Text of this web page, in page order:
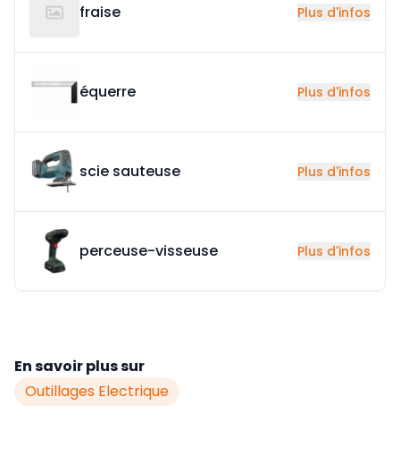
fraise Plus d'infos
équerre Plus d'infos
scie sauteuse Plus d'infos
perceuse-visseuse Plus d'infos
En savoir plus sur
Outillages Electrique